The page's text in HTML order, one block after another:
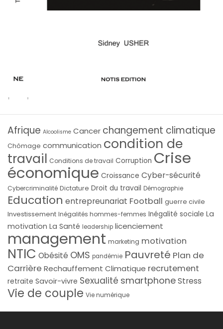
Afrique Alcoolisme Cancer changement climatique
Chômage communication condition de
travail Conditions de travail Corruption Crise
économique Croissance Cyber-sécurité
Cybercriminalité Dictature Droit du travail Démographie
Education entrepreunariat Football guerre civile
Investissement Inégalités hommes-femmes Inégalité sociale La
motivation La Santé leadership licenciement
management marketing motivation
NTIC Obésité OMS pandémie Pauvreté Plan de
Carrière Rechauffement Climatique recrutement
retraite Savoir-vivre Sexualité smartphoneStress
Vie de couple Vie numérique